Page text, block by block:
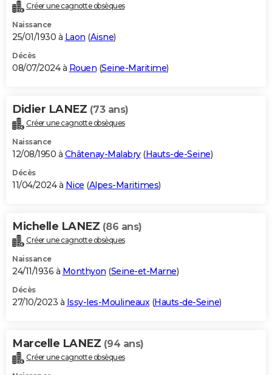
Créer une cagnotte obsèques
Naissance
25/01/1930 à Laon (Aisne)
Décès
08/07/2024 à Rouen (Seine-Maritime)
Didier LANEZ (73 ans)
Créer une cagnotte obsèques
Naissance
12/08/1950 à Châtenay-Malabry(Hauts-de-Seine)
Décès
11/04/2024 à Nice (Alpes-Maritimes)
Michelle LANEZ (86 ans)
Créer une cagnotte obsèques
Naissance
24/11/1936 à Monthyon (Seine-et-Marne)
Décès
27/10/2023 à Issy-les-Moulineaux(Hauts-de-Seine)
Marcelle LANEZ (94 ans)
Créer une cagnotte obsèques